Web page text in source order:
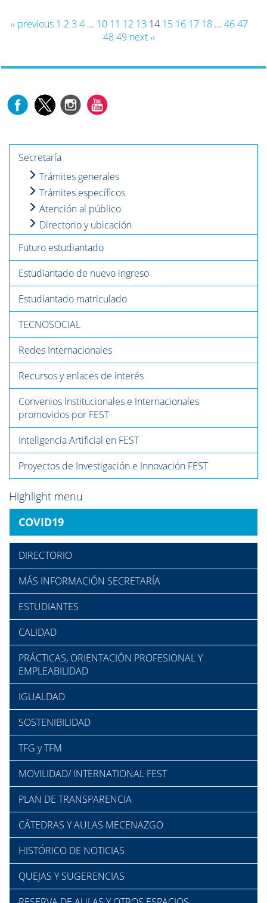
‹‹ previous 1 2 3 4... 10 11 12 13 14 15 16 17 18... 46 47
48 49 next ››
Secretaría
Trámites generales
Trámites específicos
Atención al público
Directorio y ubicación
Futuro estudiantado
Estudiantado de nuevo ingreso
Estudiantado matriculado
TECNOSOCIAL
Redes Internacionales
Recursos y enlaces de interés
Convenios Institucionales e Internacionales
promovidos por FEST
Inteligencia Artificial en FEST
Proyectos de Investigación e Innovación FEST
Highlight menu
COVID19
DIRECTORIO
MÁS INFORMACIÓN SECRETARÍA
ESTUDIANTES
CALIDAD
PRÁCTICAS, ORIENTACIÓN PROFESIONAL Y
EMPLEABILIDAD
IGUALDAD
SOSTENIBILIDAD
TFG y TFM
MOVILIDAD/ INTERNATIONAL FEST
PLAN DE TRANSPARENCIA
CÁTEDRAS Y AULAS MECENAZGO
HISTÓRICO DE NOTICIAS
QUEJAS Y SUGERENCIAS